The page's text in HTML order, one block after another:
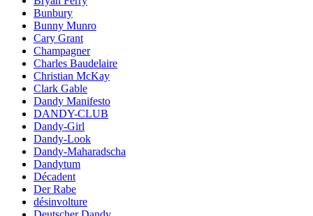
Bunbury
Bunny Munro
Cary Grant
Champagner
Charles Baudelaire
Christian McKay
Clark Gable
Dandy Manifesto
DANDY-CLUB
Dandy-Girl
Dandy-Look
Dandy-Maharadscha
Dandytum
Décadent
Der Rabe
désinvolture